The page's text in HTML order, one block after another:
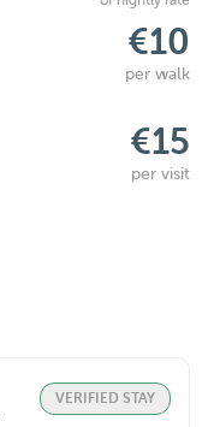
€10
per walk
€15
per visit
VERIFIED STAY